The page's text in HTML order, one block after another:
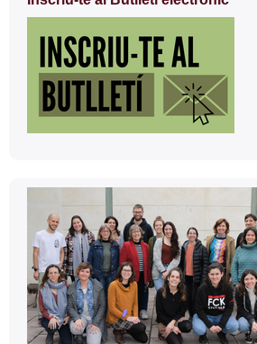
complementària
Contacte